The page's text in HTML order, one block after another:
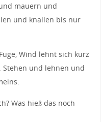
mauern und
und knallen bis nur
Wind lehnt sich kurz
Stehen und lehnen und
Was hieß das noch